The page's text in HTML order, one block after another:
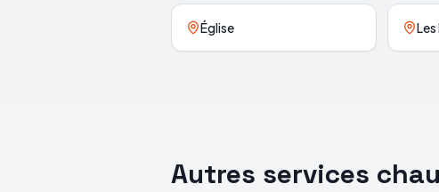
Église
Autres services